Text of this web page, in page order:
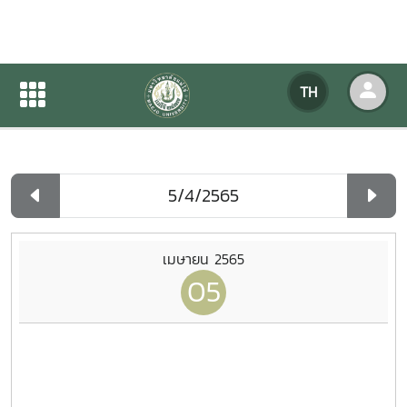
TH
ปฏิทินกิจกรรมของหน่วยงาน
ปฏิทินกิจกรรมของหน่วยงาน
เมษายน 2565
05